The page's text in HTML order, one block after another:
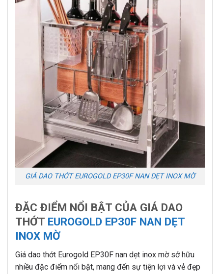
GIÁ DAO THỚT EUROGOLD EP30F NAN DẸT INOX MỜ
ĐẶC ĐIỂM NỔI BẬT CỦA GIÁ DAO
THỚT EUROGOLD EP30F NAN DẸT
INOX MỜ
Giá dao thớt Eurogold EP30F nan dẹt inox mờ sở hữu
nhiều đặc điểm nổi bật, mang đến sự tiện lợi và vẻ đẹp